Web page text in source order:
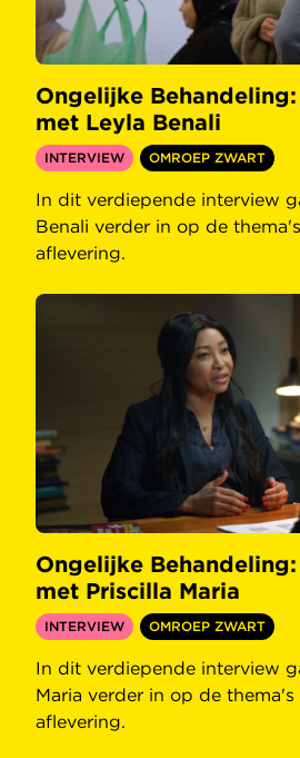
Ongelijke
met Leyla Benali
INTERVIEW OMROEP ZWART
In dit verdiepende interview
Benali verder in op de
aflevering.
Ongelijke
met Priscilla Maria
INTERVIEW OMROEP ZWART
In dit verdiepende interview
Maria verder in op de
aflevering.